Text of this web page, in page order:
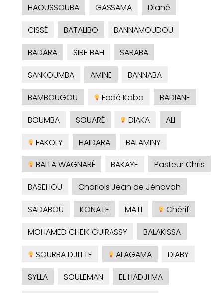
HAOUSSOUBA GASSAMA
Diané
CISSÉ
BATALIBO
BANNAMOUDOU
BADARA
SIRE BAH
SARABA
SANKOUMBA
AMINE
BANNABA
BAMBOUGOU
Fodé Kaba
BADIANE
BOUMBA
SOUARÉ DIAKA
ALI
FAKOLY
HAIDARA
BALAMINY
BALLA WAGNARÉ
BAKAYE
Pasteur Chris
BASEHOU
Charlois Jean de Jéhovah
SADABOU
KONATE MATI
Chérif
MOHAMED CHEIK GUIRASSY
BALAKISSA
SOURBA DJITTE
ALAGAMA
DIABY
SYLLA
SOULEMAN
EL HADJI MA